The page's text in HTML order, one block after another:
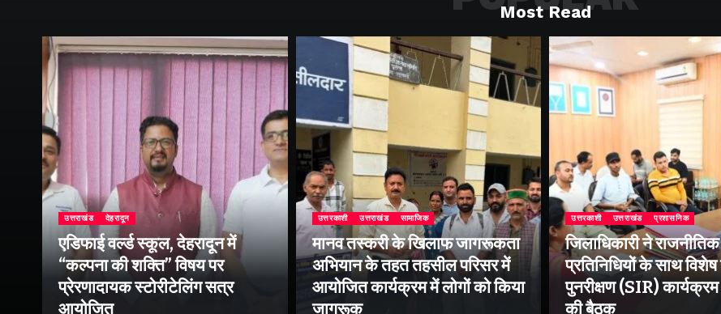
Most Read
उत्तराखंड देहरादून
एडिफाई वर्ल्ड स्कूल, देहरादून में
“कल्पना की शक्ति” विषय पर
प्रेरणादायक स्टोरीटेलिंग सत्र
आयोजित
उत्तरकाशी उत्तराखंड सामाजिक
मानव तस्करी के खिलाफ जागरूकता
अभियान के तहत तहसील परिसर में
आयोजित कार्यक्रम में लोगों को किया
जागरूक
उत्तरकाशी उत्तराखंड प्रशासनिक
जिलाधिकारी ने
प्रतिनिधियों के साथ
पुनरीक्षण (SIR)
की बैठक